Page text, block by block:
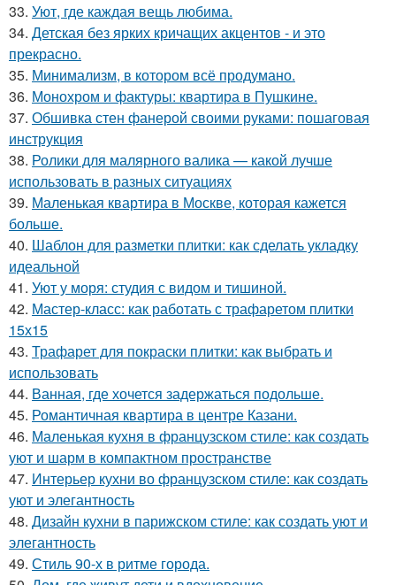
33. Уют, где каждая вещь любима.
34. Детская без ярких кричащих акцентов - и это
прекрасно.
35. Минимализм, в котором всё продумано.
36. Монохром и фактуры: квартира в Пушкине.
37. Обшивка стен фанерой своими руками: пошаговая
инструкция
38. Ролики для малярного валика — какой лучше
использовать в разных ситуациях
39. Маленькая квартира в Москве, которая кажется
больше.
40. Шаблон для разметки плитки: как сделать укладку
идеальной
41. Уют у моря: студия с видом и тишиной.
42. Мастер-класс: как работать с трафаретом плитки
15х15
43. Трафарет для покраски плитки: как выбрать и
использовать
44. Ванная, где хочется задержаться подольше.
45. Романтичная квартира в центре Казани.
46. Маленькая кухня в французском стиле: как создать
уют и шарм в компактном пространстве
47. Интерьер кухни во французском стиле: как создать
уют и элегантность
48. Дизайн кухни в парижском стиле: как создать уют и
элегантность
49. Стиль 90-х в ритме города.